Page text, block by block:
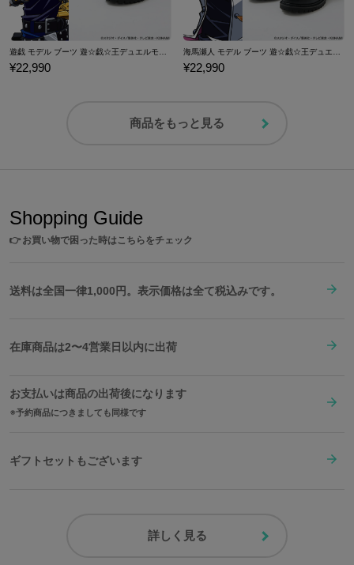
¥22,990 ¥22,990
商品をもっと見る
Shopping Guide
👉お買い物で困った時はこちらをチェック
送料は全国一律1,000円。表示価格は全て税込みです。
在庫商品は2〜4営業日以内に出荷
お支払いは商品の出荷後になります
予約商品につきましても同様です
ギフトセットもございます
詳しく見る